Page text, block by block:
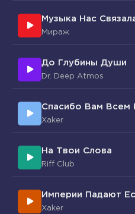
Пла-пла-бла
Музыка Нас
Мираж
До Глубины Души
Dr. Deep Atmos
Xaker
На Твои Слова
Riff Club
Империи Падают
Xaker